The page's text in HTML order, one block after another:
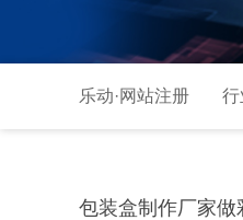
乐动·网站注册 行
包装盒制作厂家做